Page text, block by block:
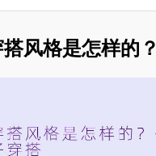
风格是怎样的？